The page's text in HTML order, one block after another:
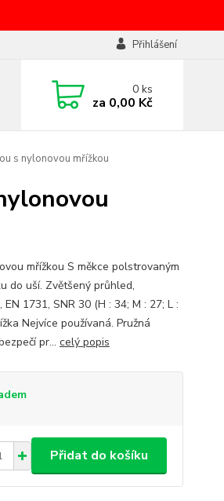
Přihlášení
0ks
za 0,00 Kč
s nylonovou mřížkou
mřížkou S měkce polstrovaným
do uší. Zvětšený průhled,
1731, SNR 30 (H : 34; M : 27; L :
Nejvíce používaná. Pružná
pr... celý popis
Přidat do košíku